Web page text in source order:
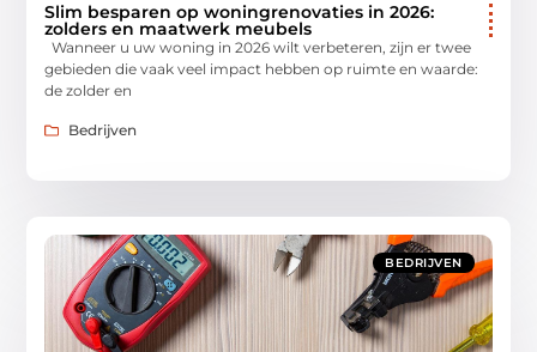
Slim besparen op woningrenovaties in 2026:
zolders en maatwerk meubels
Wanneer u uw woning in 2026 wilt verbeteren, zijn er twee
gebieden die vaak veel impact hebben op ruimte en waarde:
de zolder en
Bedrijven
BEDRIJVEN